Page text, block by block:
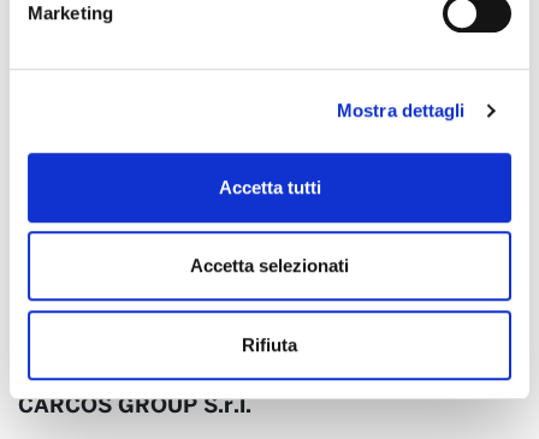
Marketing
Mostra dettagli
Accetta tutti
Accetta selezionati
Rifiuta
CARCOS GROUP S.r.l.